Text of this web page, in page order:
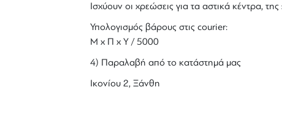
Ισχύουν οι χρεώσεις για τα αστικά κέντρα,
Υπολογισμός βάρους στις courier:
Μ x Π x Y / 5000
4) Παραλαβή από το κατάστημά μας
Ικονίου 2, Ξάνθη